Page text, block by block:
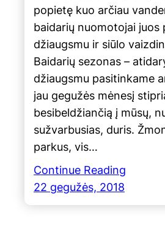
popietę kuo arčiau
baidarių nuomotojai juos
džiaugsmu ir siūlo
Baidarių sezonas –
džiaugsmu pasitinkame
jau gegužės mėnesį
besibeldžiančią į mūsų,
sužvarbusias, duris.
parkus, vis…
Continue Reading
22 gegužės, 2018